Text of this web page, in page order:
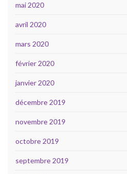
mai 2020
avril 2020
mars 2020
février 2020
janvier 2020
décembre 2019
novembre 2019
octobre 2019
septembre 2019